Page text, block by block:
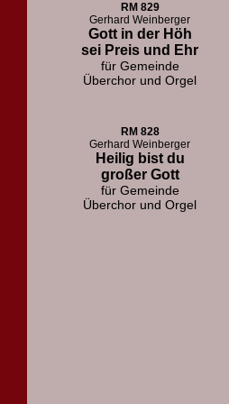
RM 829
Gerhard Weinberger
Gott in der Höh
sei Preis und Ehr
für Gemeinde
Überchor und Orgel
RM 828
Gerhard Weinberger
Heilig bist du
großer Gott
für Gemeinde
Überchor und Orgel